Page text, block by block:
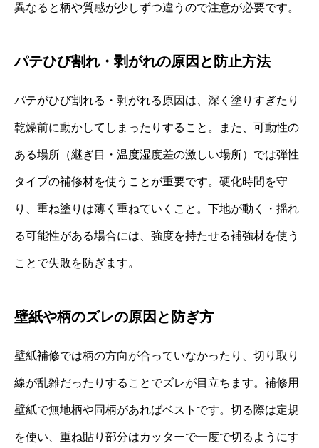
異なると柄や質感が少しずつ違うので注意が必要です。
パテひび割れ・剥がれの原因と防止方法
パテがひび割れる・剥がれる原因は、深く塗りすぎたり
乾燥前に動かしてしまったりすること。また、可動性の
ある場所（継ぎ目・温度湿度差の激しい場所）では弾性
タイプの補修材を使うことが重要です。硬化時間を守
り、重ね塗りは薄く重ねていくこと。下地が動く・揺れ
る可能性がある場合には、強度を持たせる補強材を使う
ことで失敗を防ぎます。
壁紙や柄のズレの原因と防ぎ方
壁紙補修では柄の方向が合っていなかったり、切り取り
線が乱雑だったりすることでズレが目立ちます。補修用
壁紙で無地柄や同柄があればベストです。切る際は定規
を使い、重ね貼り部分はカッターで一度で切るようにす